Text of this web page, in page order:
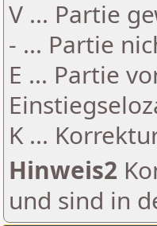
V ... Partie
- ... Partie
E ... Partie
K ...
Hinweis2
und sind in